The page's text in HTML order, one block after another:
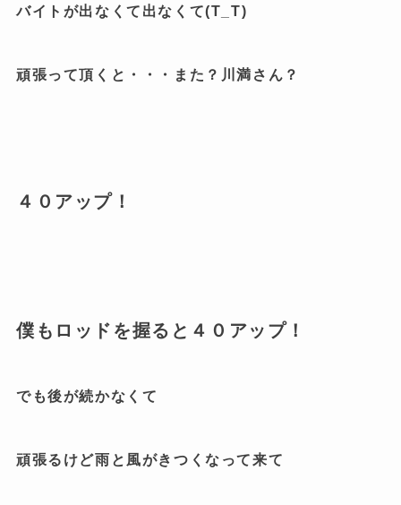
バイトが出なくて出なくて(T_T)
頑張って頂くと・・・また？川満さん？
４０アップ！
僕もロッドを握ると４０アップ！
でも後が続かなくて
頑張るけど雨と風がきつくなって来て